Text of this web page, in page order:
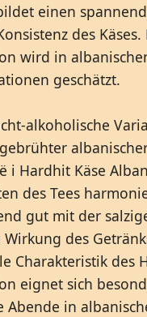
einen
des Käses.
wird in
geschätzt.
alkoholische
i Hardhit Käse
des Tees
gut mit der
des
Charakteristik des
eignet sich
Abende in